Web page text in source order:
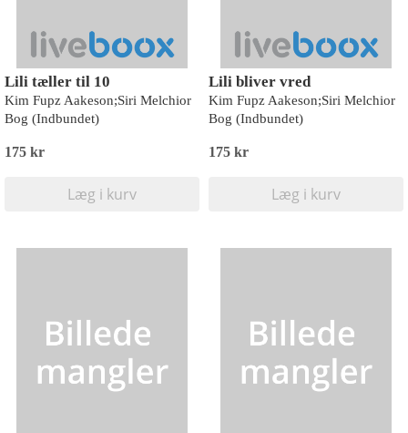
Lili tæller til 10
Kim Fupz Aakeson;Siri Melchior
Bog (Indbundet)
175 kr
Læg i kurv
Lili bliver vred
Kim Fupz Aakeson;Siri Melchior
Bog (Indbundet)
175 kr
Læg i kurv